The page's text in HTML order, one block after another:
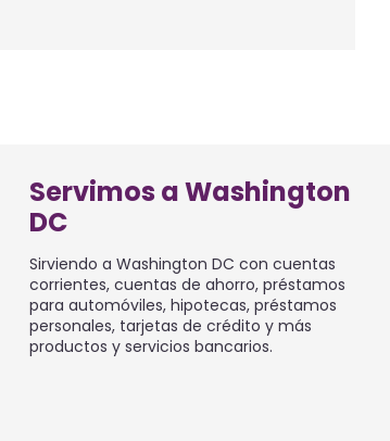
Servimos a Washington
DC
Sirviendo a Washington DC con cuentas
corrientes, cuentas de ahorro, préstamos
para automóviles, hipotecas, préstamos
personales, tarjetas de crédito y más
productos y servicios bancarios.